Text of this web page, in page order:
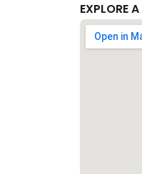
EXPLORE